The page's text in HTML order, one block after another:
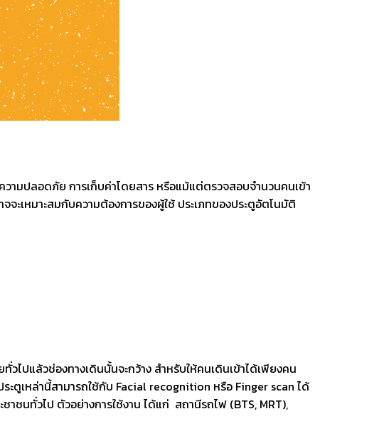
ามปลอดภัย การเก็บค่าโดยสาร หรือแม้แต่ตรวจสอบจำนวนคนเข้า
ะเหมาะสมกับความต้องการของผู้ใช้ ประเภทของประตูอัตโนมัติ
ไปแล้วช่องทางเดินนั้นจะกว้าง สำหรับให้คนเดินเข้าได้เพียงคน
ะตูเหล่านี้สามารถใช้กับ Facial recognition หรือ Finger scan ได้
ชนทั่วไป ตัวอย่างการใช้งาน ได้แก่ สถานีรถไฟ (BTS, MRT),